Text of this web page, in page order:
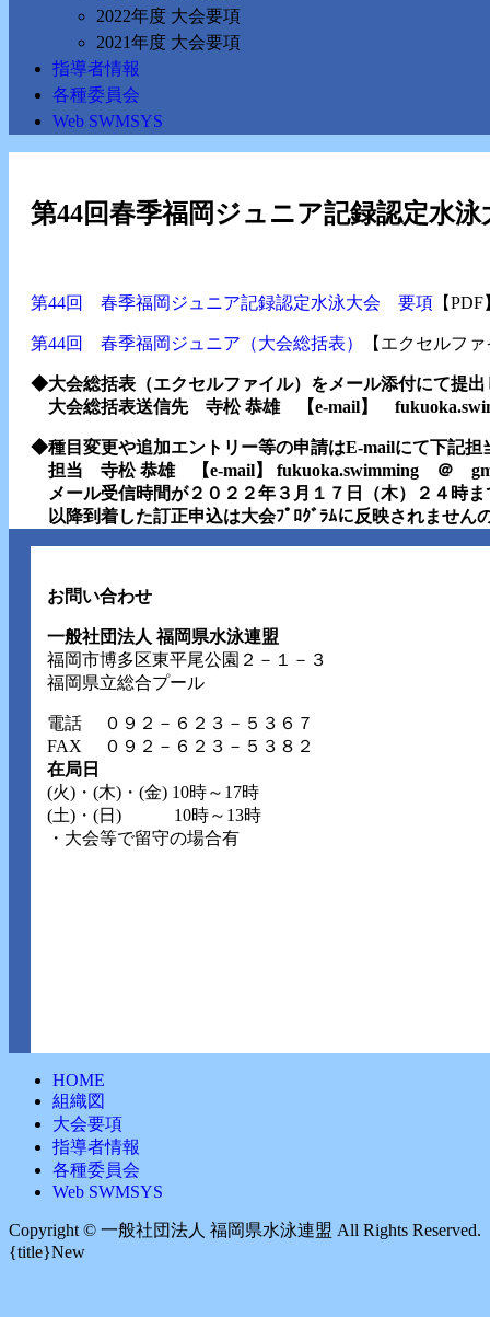
2022年度 大会要項
2021年度 大会要項
指導者情報
各種委員会
Web SWMSYS
第44回春季福岡ジュニア記録認定水
第44回 春季福岡ジュニア記録認定水泳大会 要項 【PDF
第44回 春季福岡ジュニア（大会総括表） 【エクセルフ
◆大会総括表（エクセルファイル）をメール添付にて提出
大会総括表送信先 寺松 恭雄 【e-mail】
◆種目変更や追加エントリー等の申請はE-mailにて下記担
担当 寺松 恭雄 【e-mail】 fukuoka.swimming ＠
メール受信時間が２０２２年３月１７日（木）２４時ま
以降到着した訂正申込は大会ﾌﾟﾛｸﾞﾗﾑに反映されません
お問い合わせ
一般社団法人 福岡県水泳連盟
福岡市博多区東平尾公園２－１－３
福岡県立総合プール
電話
０９２－６２３－５３６７
FAX ０９２－６２３－５３８２
在局日
(火)・(木)・(金) 10時～17時
(土)・(日) 10時～13時
・大会等で留守の場合有
HOME
組織図
大会要項
指導者情報
各種委員会
Web SWMSYS
Copyright ©︎ 一般社団法人 福岡県水泳連盟 All Rights Reserved.
{title}New